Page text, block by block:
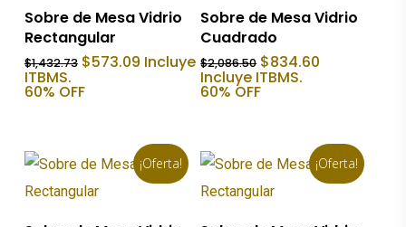
Añadir Al Carrito
Sobre de Mesa Vidrio
Rectangular
$1,432.73 El
original
$573.09El
precio
Incluye
ITBMS.
60% OFF
Añadir Al Carrito
Sobre de Mesa Vidrio
Cuadrado
$2,086.50 El
precio
original
$834.60
Incluye ITBMS.
60% OFF
¡Oferta! ¡Oferta!